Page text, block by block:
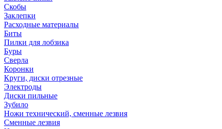
Скобы
Заклепки
Расходные материалы
Биты
Пилки для лобзика
Буры
Сверла
Коронки
Круги, диски отрезные
Электроды
Диски пильные
Зубило
Ножи технический, сменные лезвия
Сменные лезвия